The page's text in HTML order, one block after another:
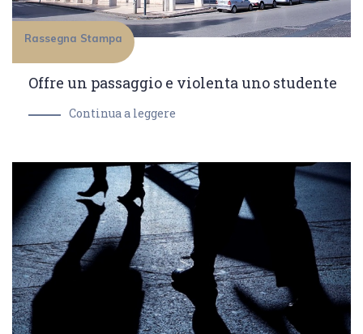
Rassegna Stampa
Offre un passaggio e violenta uno studente
Continua a leggere